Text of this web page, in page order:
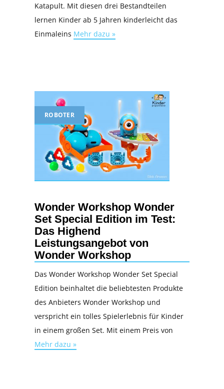
Katapult. Mit diesen drei Bestandteilen
lernen Kinder ab 5 Jahren kinderleicht das
Einmaleins Mehr dazu »
ROBOTER
Wonder Workshop Wonder
Set Special Edition im Test:
Das Highend
Leistungsangebot von
Wonder Workshop
Das Wonder Workshop Wonder Set Special
Edition beinhaltet die beliebtesten Produkte
des Anbieters Wonder Workshop und
verspricht ein tolles Spielerlebnis für Kinder
in einem großen Set. Mit einem Preis von
Mehr dazu »